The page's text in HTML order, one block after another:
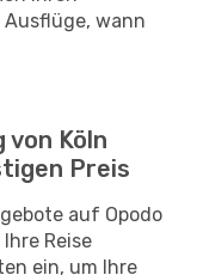
wann
Köln
Preis
auf Opodo
Reise
ein, um Ihre